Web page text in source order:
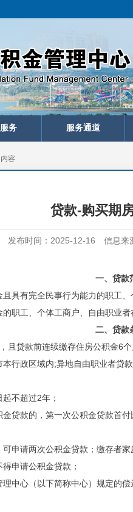
务 服务通道
容
贷款-购买期
发布时间：2025-12-16 信息来
一、贷款
且具有完全民事行为能力的职工
职工、个体工商户、自由职业
二、贷款
且贷款前连续缴存住房公积金6
本行政区域内;异地自由职业者
不超过2年；
金贷款的，第一次公积金贷款首
可申请两次公积金贷款；缴存者
申请公积金贷款；
中心（以下简称中心）规定的偿